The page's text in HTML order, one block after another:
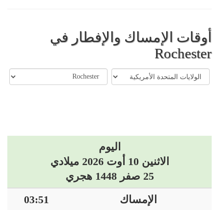
أوقات الإمساك والإفطار في
Rochester
اليوم
الاثنين 10 أوت 2026 ميلادي
25 صفر 1448 هجري
الإمساك
03:51